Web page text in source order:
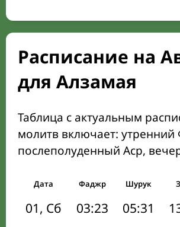
Расписание на
для Алзамая
Таблица с актуальным
молитв включает:
послеполуденный Аср,
Дата Фаджр Шурук
01, Сб 03:23 05:31